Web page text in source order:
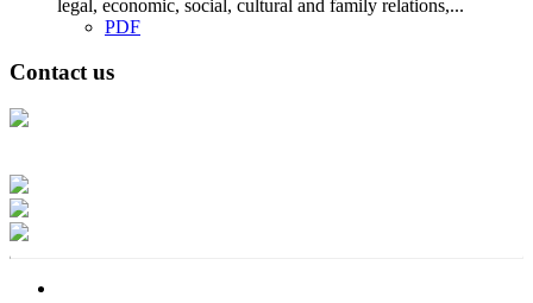
legal, economic, social, cultural and family relations,...
PDF
Contact us